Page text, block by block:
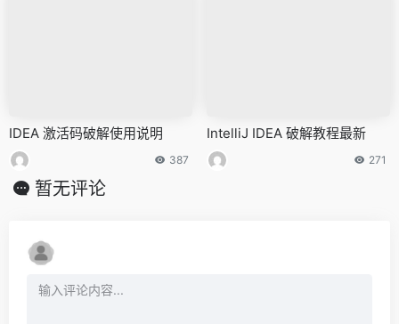
IDEA 激活码破解使用说明
387
IntelliJ IDEA 破解教程最新
271
暂无评论